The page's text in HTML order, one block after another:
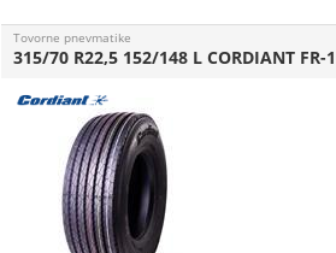
Tovorne pnevmatike
315/70 R22,5 152/148 L CORDIANT FR-1